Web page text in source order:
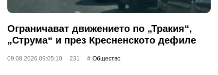
Ограничават движението по „Тракия“,
„Струма“ и през Кресненското дефиле
09.08.2026 09:05:10 231 Общество